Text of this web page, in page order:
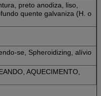
preto anodiza, liso,
quente galvaniza (H. o
se, Spheroidizing, alívio
AQUECIMENTO,